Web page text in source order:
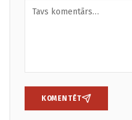
KOMENTĒT